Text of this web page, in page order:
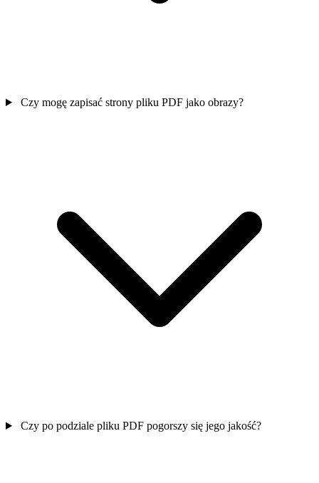
Czy mogę zapisać strony pliku PDF jako obrazy?
Czy po podziale pliku PDF pogorszy się jego jakość?